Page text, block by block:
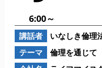
6:00～
講話者
いなしき倫理
テーマ
倫理を通じて